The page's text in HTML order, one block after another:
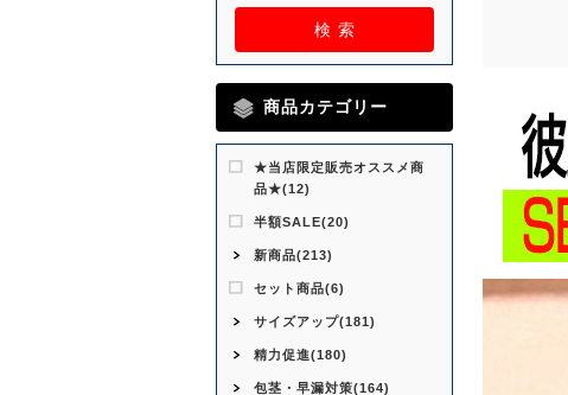
検 索
商品カテゴリー
★当店限定販売オススメ商
品★(12)
半額SALE(20)
新商品(213)
セット商品(6)
サイズアップ(181)
精力促進(180)
包茎・早漏対策(164)